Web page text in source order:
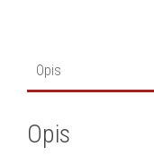
Opis
Opis